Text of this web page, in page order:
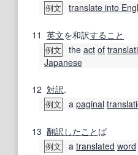
例文 translate into
11 英文を和訳すること
例文 the act of
Japanese
12 対訳.
例文 a paginal
13 翻訳 したこと ば
例文 a translated word